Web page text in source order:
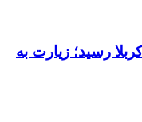
رسید؛ زیارت به